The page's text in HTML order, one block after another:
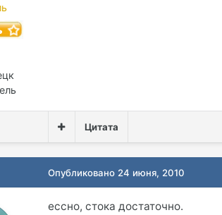
Цитата
Опубликовано 24 июня, 2010
ессно, стока достаточно.